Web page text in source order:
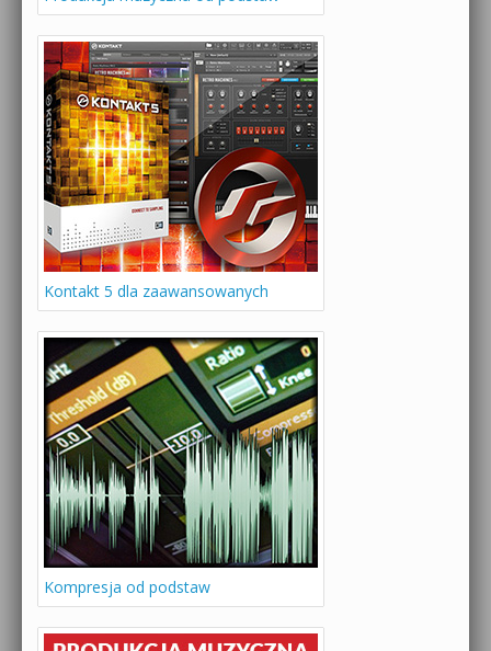
Kontakt 5 dla zaawansowanych
Kompresja od podstaw